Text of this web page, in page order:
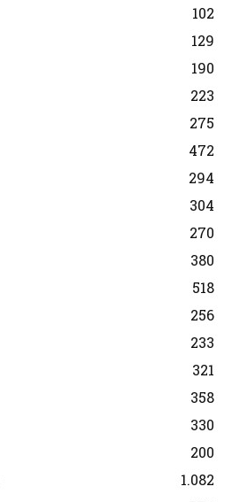
102
129
190
223
275
472
294
304
270
380
518
256
233
321
358
330
200
1.082